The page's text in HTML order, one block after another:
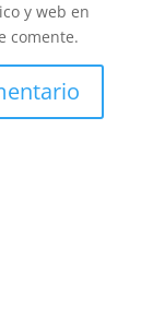
y web en
comente.